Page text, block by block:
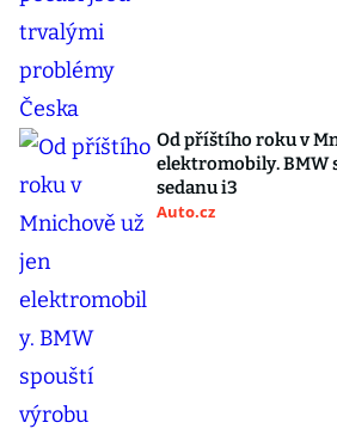
Od příštího roku v
elektromobily. BMW
sedanu i3
Auto.cz